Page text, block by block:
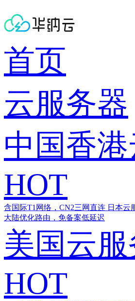
首页
云服务器
中国香
HOT
含国际T1网络，CN2三网直连 日本云
大陆优化路由，免备案低延迟
美国云
HOT